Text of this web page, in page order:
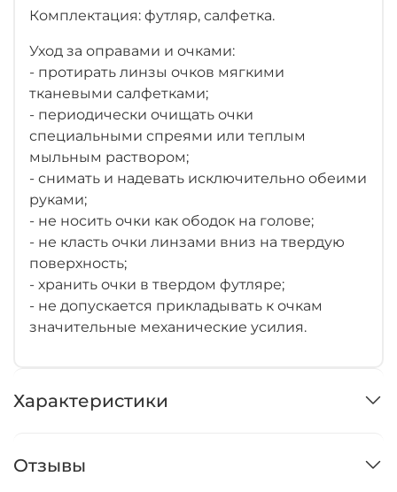
Комплектация: футляр, салфетка.
Уход за оправами и очками:
- протирать линзы очков мягкими
тканевыми салфетками;
- периодически очищать очки
специальными спреями или теплым
мыльным раствором;
- снимать и надевать исключительно обеими
руками;
- не носить очки как ободок на голове;
- не класть очки линзами вниз на твердую
поверхность;
- хранить очки в твердом футляре;
- не допускается прикладывать к очкам
значительные механические усилия.
Характеристики
Отзывы